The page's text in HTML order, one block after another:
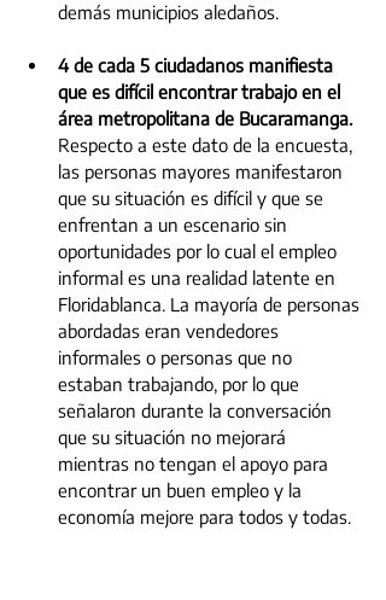
demás municipios aledaños.
4 de cada 5 ciudadanos manifiesta
que es difícil encontrar trabajo en el
área metropolitana de Bucaramanga.
Respecto a este dato de la encuesta,
las personas mayores manifestaron
que su situación es difícil y que se
enfrentan a un escenario sin
oportunidades por lo cual el empleo
informal es una realidad latente en
Floridablanca. La mayoría de personas
abordadas eran vendedores
informales o personas que no
estaban trabajando, por lo que
señalaron durante la conversación
que su situación no mejorará
mientras no tengan el apoyo para
encontrar un buen empleo y la
economía mejore para todos y todas.